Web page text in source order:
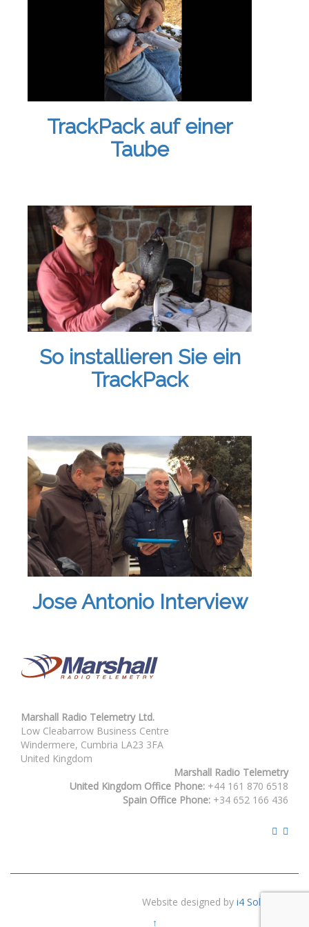
TrackPack auf einer
Taube
So installieren Sie ein
TrackPack
Jose Antonio Interview
Marshall Radio Telemetry Ltd.
Low Cleabarrow Business Centre
Windermere, Cumbria LA23 3FA
United Kingdom
Marshall Radio Telemetry
United Kingdom Office Phone: +44 161 870 6518
Spain Office Phone: +34 652 166 436
Website designed by i4 Solutions
↑